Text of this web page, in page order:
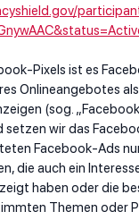
Pixels ist es
Onlineangebotes
(sog.
wir das
Facebook-Ads
die auch ein
haben oder die
Themen oder